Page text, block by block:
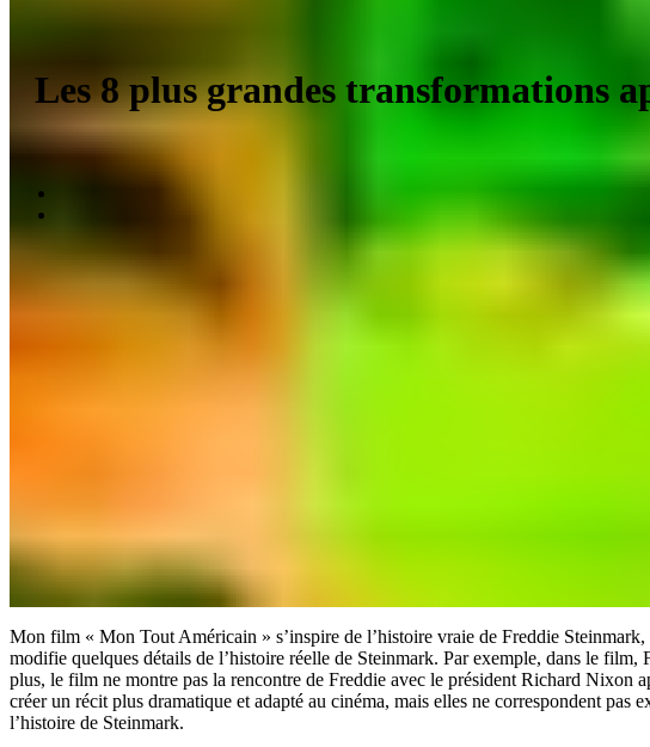
Les 8 plus grandes transformations
Mon film « Mon Tout Américain » s’inspire de l’histoire vraie de Freddie
modifie quelques détails de l’histoire réelle de Steinmark. Par exemple, dans le
plus, le film ne montre pas la rencontre de Freddie avec le président Richard Nixon
créer un récit plus dramatique et adapté au cinéma, mais elles ne correspondent
l’histoire de Steinmark.